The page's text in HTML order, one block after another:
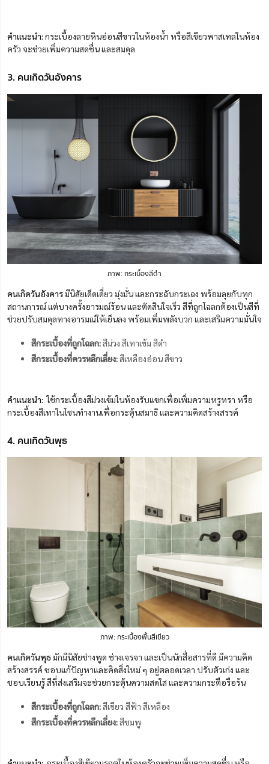
คำแนะนำ: กระเบื้องลายหินอ่อนสีขาวในห้องน้ำ หรือสีเขียวพาสเทลในห้อง
ครัว จะช่วยเพิ่มความสดชื่น และสมดุล
3. คนเกิดวันอังคาร
ภาพ: กระเบื้องสีดำ
คนเกิดวันอังคารมีนิสัยเด็ดเดี่ยว มุ่งมั่น และกระฉับกระเฉง พร้อมลุยกับทุก
สถานการณ์ แต่บางครั้งอารมณ์ร้อน และตัดสินใจเร็ว สีที่ถูกโฉลกต้องเป็นสีที่
ช่วยปรับสมดุลทางอารมณ์ให้เย็นลง พร้อมเพิ่มพลังบวก และเสริมความมั่นใจ
สีกระเบื้องที่ถูกโฉลก:สีม่วง สีเทาเข้ม สีดำ
สีกระเบื้องที่ควรหลีกเลี่ยง:สีเหลืองอ่อน สีขาว
คำแนะนำ: ใช้กระเบื้องสีม่วงเข้มในห้องรับแขกเพื่อเพิ่มความหรูหรา หรือ
กระเบื้องสีเทาในโซนทำงานเพื่อกระตุ้นสมาธิ และความคิดสร้างสรรค์
4. คนเกิดวันพุธ
ภาพ: กระเบื้องพื้นสีเขียว
คนเกิดวันพุธมักมีนิสัยช่างพูด ช่างเจรจา และเป็นนักสื่อสารที่ดี มีความคิด
สร้างสรรค์ ชอบแก้ปัญหาและคิดสิ่งใหม่ ๆ อยู่ตลอดเวลา ปรับตัวเก่ง และ
ชอบเรียนรู้ สีที่ส่งเสริมจะช่วยกระตุ้นความสดใส และความกระตือรือร้น
สีกระเบื้องที่ถูกโฉลก:สีเขียว สีฟ้า สีเหลือง
สีกระเบื้องที่ควรหลีกเลี่ยง:สีชมพู